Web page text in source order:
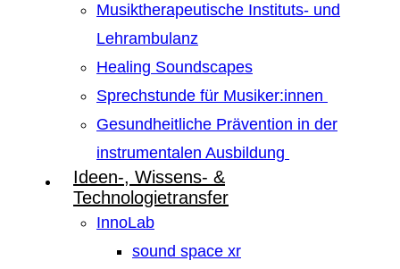
Musiktherapeutische Instituts- und
Lehrambulanz
Healing Soundscapes
Sprechstunde für Musiker:innen
Gesundheitliche Prävention in der
instrumentalen Ausbildung
Ideen-, Wissens- &
Technologietransfer
InnoLab
sound space xr